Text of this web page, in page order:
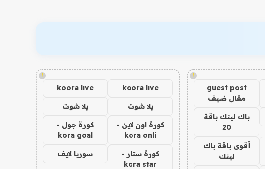
!
guest post
مقال ضيف
باك لينك باقة
20
أقوى باقة باك
لينك
!
koora live
koora live
يلا شوت يلا شوت
كورة اون لاين -
kora onli
كورة جول -
kora goal
كورة ستار -
kora star
سوريا لايف